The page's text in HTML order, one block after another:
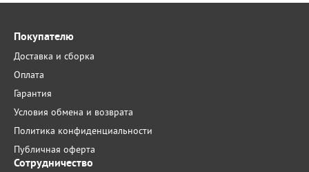
Покупателю
Доставка и сборка
Оплата
Гарантия
Условия обмена и возврата
Политика конфиденциальности
Публичная оферта
Сотрудничество